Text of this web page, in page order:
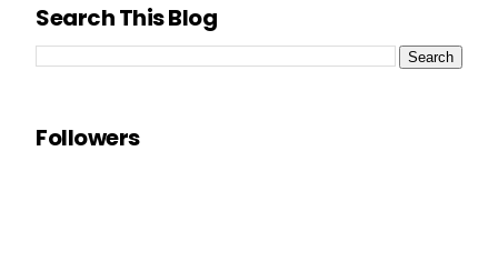
Search This Blog
Followers